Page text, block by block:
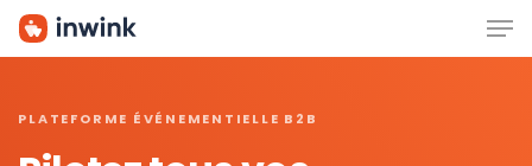
Skip
PLATEFORME ÉVÉNEMENTIELLE B2B